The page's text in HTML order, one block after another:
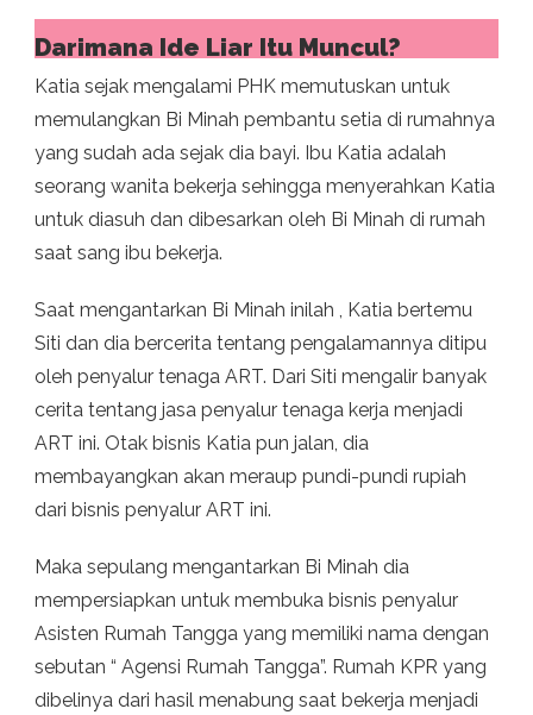
Darimana Ide Liar Itu Muncul?
Katia sejak mengalami PHK memutuskan untuk
memulangkan Bi Minah pembantu setia di rumahnya
yang sudah ada sejak dia bayi. Ibu Katia adalah
seorang wanita bekerja sehingga menyerahkan Katia
untuk diasuh dan dibesarkan oleh Bi Minah di rumah
saat sang ibu bekerja.
Saat mengantarkan Bi Minah inilah , Katia bertemu
Siti dan dia bercerita tentang pengalamannya ditipu
oleh penyalur tenaga ART. Dari Siti mengalir banyak
cerita tentang jasa penyalur tenaga kerja menjadi
ART ini. Otak bisnis Katia pun jalan, dia
membayangkan akan meraup pundi-pundi rupiah
dari bisnis penyalur ART ini.
Maka sepulang mengantarkan Bi Minah dia
mempersiapkan untuk membuka bisnis penyalur
Asisten Rumah Tangga yang memiliki nama dengan
sebutan “ Agensi Rumah Tangga”. Rumah KPR yang
dibelinya dari hasil menabung saat bekerja menjadi